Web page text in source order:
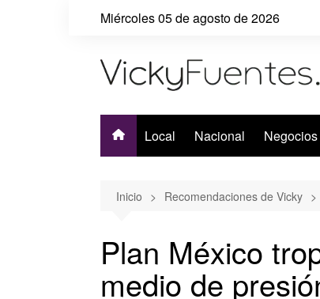
Miércoles 05 de agosto de 2026
Local Nacional Negocios
Inicio Recomendaciones de Vicky
Plan México
medio de